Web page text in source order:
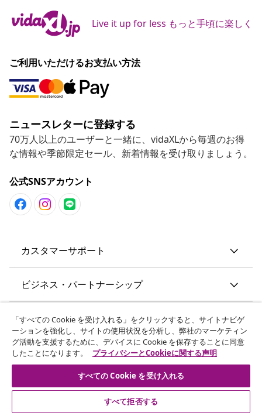
Live it up for less もっと手頃に楽しく
ご利用いただけるお支払い方法
ニュースレターに登録する
70万人以上のユーザーと一緒に、vidaXLから毎週のお得
な情報や季節限定セール、新着情報を受け取りましょう。
公式SNSアカウント
カスタマーサポート
ビジネス・パートナーシップ
vidaXL
その他の情報
© 2008-2026 vidaXL. 当サイトは、vidaXL合同会社が運営してい
「すべての Cookie を受け入れる」をクリックすると、サイトナビゲ
ーションを強化し、サイトの使用状況を分析し、弊社のマーケティン
グ活動を支援するために、デバイスに Cookie を保存することに同意
したことになります。
プライバシーとCookieに関する声明
すべての Cookie を受け入れる
すべて拒否する